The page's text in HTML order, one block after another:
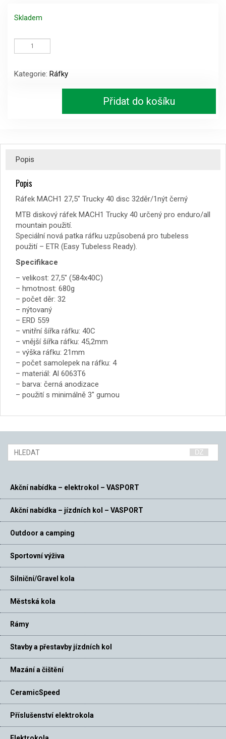
Skladem
MACH1
27,5"
40
Kategorie: Ráfky
Přidat do košíku
Popis
Popis
Ráfek MACH1 27,5″ Trucky 40 disc 32děr/1nýt černý
MTB diskový ráfek MACH1 Trucky 40 určený pro enduro/all
mountain použití.
Speciální nová patka ráfku uzpůsobená pro tubeless
použití – ETR (Easy Tubeless Ready).
Specifikace
– velikost: 27,5″ (584x40C)
– hmotnost: 680g
– počet děr: 32
– nýtovaný
– ERD 559
– vnitřní šířka ráfku: 40C
– vnější šířka ráfku: 45,2mm
– výška ráfku: 21mm
– počet samolepek na ráfku: 4
– materiál: Al 6063T6
– barva: černá anodizace
– použití s minimálně 3″ gumou
Akční nabídka – elektrokol – VASPORT
Akční nabídka – jízdních kol – VASPORT
Outdoor a camping
Sportovní výživa
Silniční/Gravel kola
Městská kola
Rámy
Stavby a přestavby jízdních kol
Mazání a čištění
CeramicSpeed
Příslušenství elektrokola